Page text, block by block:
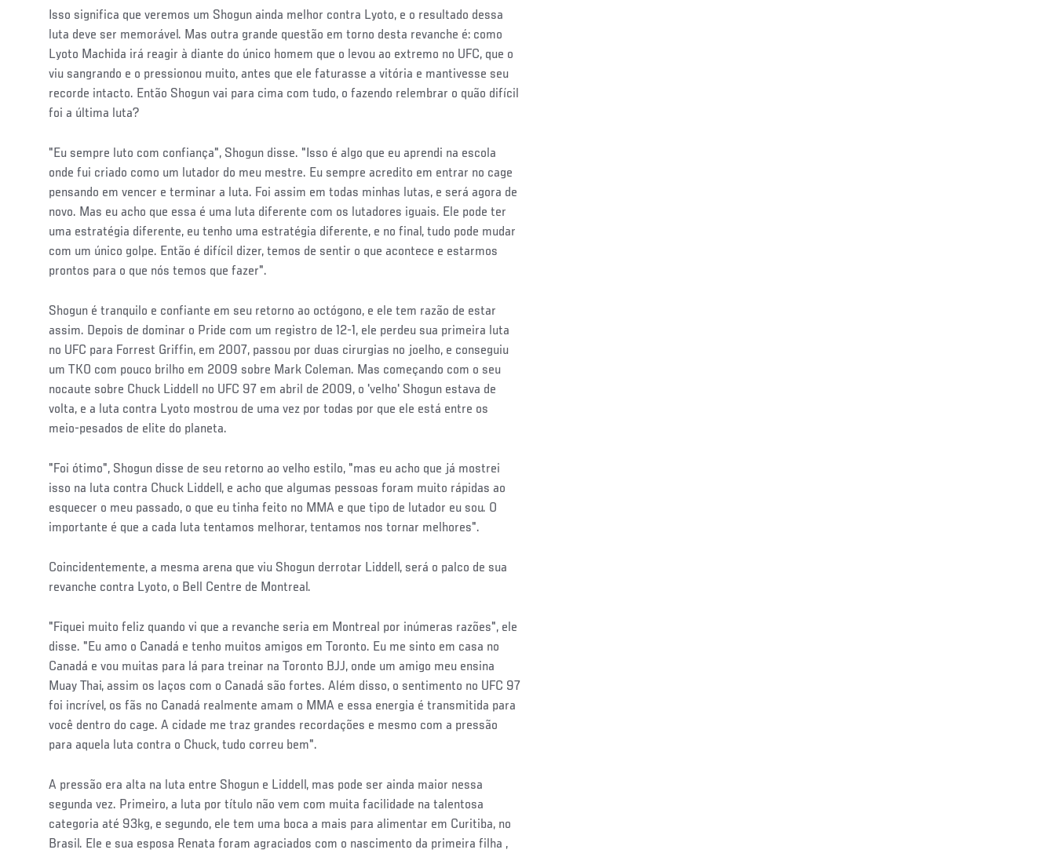
Isso significa que veremos um Shogun ainda melhor contra Lyoto, e o resultado dessa
luta deve ser memorável. Mas outra grande questão em torno desta revanche é: como
Lyoto Machida irá reagir à diante do único homem que o levou ao extremo no UFC, que o
viu sangrando e o pressionou muito, antes que ele faturasse a vitória e mantivesse seu
recorde intacto. Então Shogun vai para cima com tudo, o fazendo relembrar o quão difícil
foi a última luta?
"Eu sempre luto com confiança", Shogun disse. "Isso é algo que eu aprendi na escola
onde fui criado como um lutador do meu mestre. Eu sempre acredito em entrar no cage
pensando em vencer e terminar a luta. Foi assim em todas minhas lutas, e será agora de
novo. Mas eu acho que essa é uma luta diferente com os lutadores iguais. Ele pode ter
uma estratégia diferente, eu tenho uma estratégia diferente, e no final, tudo pode mudar
com um único golpe. Então é difícil dizer, temos de sentir o que acontece e estarmos
prontos para o que nós temos que fazer".
Shogun é tranquilo e confiante em seu retorno ao octógono, e ele tem razão de estar
assim. Depois de dominar o Pride com um registro de 12-1, ele perdeu sua primeira luta
no UFC para Forrest Griffin, em 2007, passou por duas cirurgias no joelho, e conseguiu
um TKO com pouco brilho em 2009 sobre Mark Coleman. Mas começando com o seu
nocaute sobre Chuck Liddell no UFC 97 em abril de 2009, o 'velho' Shogun estava de
volta, e a luta contra Lyoto mostrou de uma vez por todas por que ele está entre os
meio-pesados de elite do planeta.
"Foi ótimo", Shogun disse de seu retorno ao velho estilo, "mas eu acho que já mostrei
isso na luta contra Chuck Liddell, e acho que algumas pessoas foram muito rápidas ao
esquecer o meu passado, o que eu tinha feito no MMA e que tipo de lutador eu sou. O
importante é que a cada luta tentamos melhorar, tentamos nos tornar melhores".
Coincidentemente, a mesma arena que viu Shogun derrotar Liddell, será o palco de sua
revanche contra Lyoto, o Bell Centre de Montreal.
"Fiquei muito feliz quando vi que a revanche seria em Montreal por inúmeras razões", ele
disse. "Eu amo o Canadá e tenho muitos amigos em Toronto. Eu me sinto em casa no
Canadá e vou muitas para lá para treinar na Toronto BJJ, onde um amigo meu ensina
Muay Thai, assim os laços com o Canadá são fortes. Além disso, o sentimento no UFC 97
foi incrível, os fãs no Canadá realmente amam o MMA e essa energia é transmitida para
você dentro do cage. A cidade me traz grandes recordações e mesmo com a pressão
para aquela luta contra o Chuck, tudo correu bem".
A pressão era alta na luta entre Shogun e Liddell, mas pode ser ainda maior nessa
segunda vez. Primeiro, a luta por título não vem com muita facilidade na talentosa
categoria até 93kg, e segundo, ele tem uma boca a mais para alimentar em Curitiba, no
Brasil. Ele e sua esposa Renata foram agraciados com o nascimento da primeira filha ,